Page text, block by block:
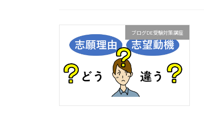
ブログDE受験対策講座